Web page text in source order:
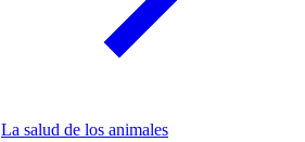
La salud de los animales